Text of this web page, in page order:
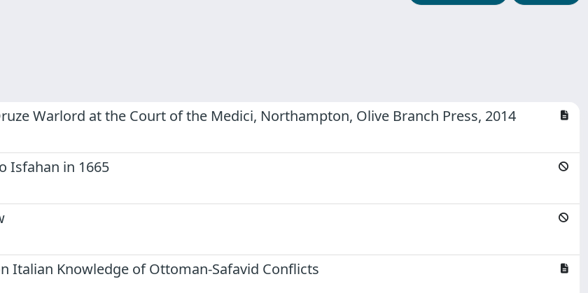
Warlord at the Court of the Medici, Northampton, Olive Branch Press, 2014
Isfahan in 1665
Italian Knowledge of Ottoman-Safavid Conflicts